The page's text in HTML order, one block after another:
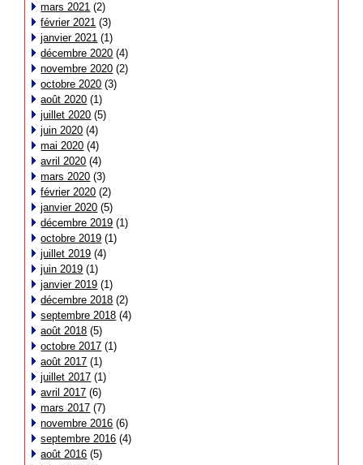
mars 2021 (2)
février 2021 (3)
janvier 2021 (1)
décembre 2020 (4)
novembre 2020 (2)
octobre 2020 (3)
août 2020 (1)
juillet 2020 (5)
juin 2020 (4)
mai 2020 (4)
avril 2020 (4)
mars 2020 (3)
février 2020 (2)
janvier 2020 (5)
décembre 2019 (1)
octobre 2019 (1)
juillet 2019 (4)
juin 2019 (1)
janvier 2019 (1)
décembre 2018 (2)
septembre 2018 (4)
août 2018 (5)
octobre 2017 (1)
août 2017 (1)
juillet 2017 (1)
avril 2017 (6)
mars 2017 (7)
novembre 2016 (6)
septembre 2016 (4)
août 2016 (5)